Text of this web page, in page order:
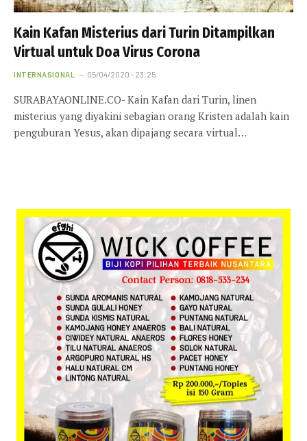
Kain Kafan Misterius dari Turin Ditampilkan
Virtual untuk Doa Virus Corona
INTERNASIONAL 05/04/2020 - 23:25
SURABAYAONLINE.CO- Kain Kafan dari Turin, linen
misterius yang diyakini sebagian orang Kristen adalah kain
penguburan Yesus, akan dipajang secara virtual…